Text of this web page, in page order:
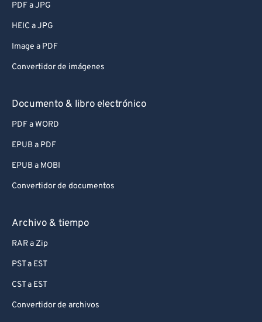
PDF a JPG
HEIC a JPG
Image a PDF
Convertidor de imágenes
Documento & libro electrónico
PDF a WORD
EPUB a PDF
EPUB a MOBI
Convertidor de documentos
Archivo & tiempo
RAR a Zip
PST a EST
CST a EST
Convertidor de archivos